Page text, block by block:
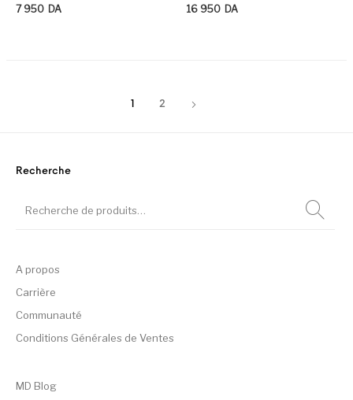
7 950 DA
16 950 DA
1 2
Recherche
A propos
Carrière
Communauté
Conditions Générales de Ventes
MD Blog